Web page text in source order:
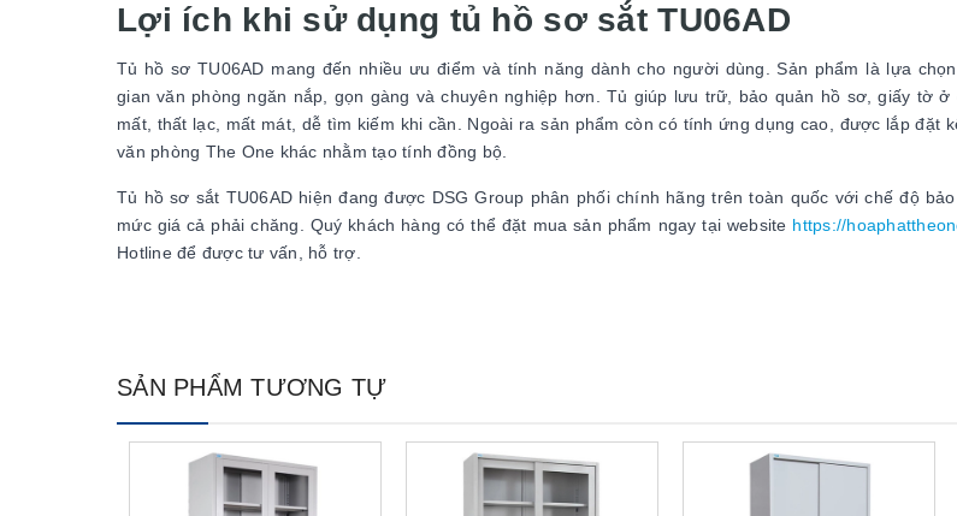
Lợi ích khi sử dụng tủ hồ sơ sắt TU06AD
Tủ hồ sơ TU06AD mang đến nhiều ưu điểm và tính năng dành cho người dùng. Sản phẩm là lựa
gian văn phòng ngăn nắp, gọn gàng và chuyên nghiệp hơn. Tủ giúp lưu trữ, bảo quản hồ sơ, giấy tờ ở
mất, thất lạc, mất mát, dễ tìm kiếm khi cần. Ngoài ra sản phẩm còn có tính ứng dụng cao, được lắp đặt
văn phòng The One khác nhằm tạo tính đồng bộ.
Tủ hồ sơ sắt TU06AD hiện đang được DSG Group phân phối chính hãng trên toàn quốc với chế độ
mức giá cả phải chăng. Quý khách hàng có thể đặt mua sản phẩm ngay tại website https://
Hotline để được tư vấn, hỗ trợ.
SẢN PHẨM TƯƠNG TỰ